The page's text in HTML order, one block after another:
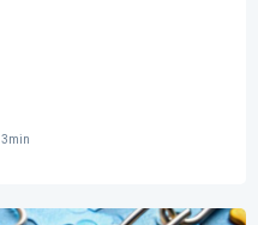
3min